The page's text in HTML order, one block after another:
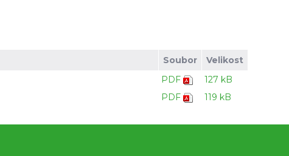
Soubor
Velikost
PDF
127 kB
PDF 119 kB